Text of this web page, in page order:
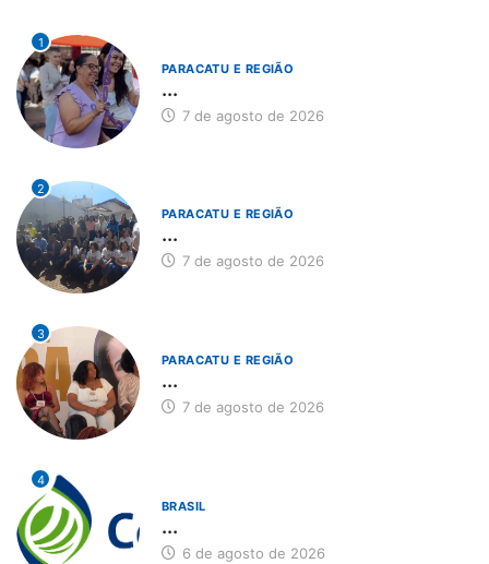
1
PARACATU E REGIÃO
...
7 de agosto de 2026
2
PARACATU E REGIÃO
...
7 de agosto de 2026
3
PARACATU E REGIÃO
...
7 de agosto de 2026
4
BRASIL
...
6 de agosto de 2026